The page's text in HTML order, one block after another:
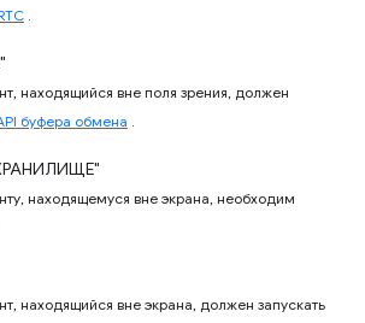
.
находящийся вне поля зрения, должен
буфера обмена .
находящемуся вне экрана, необходим
находящийся вне экрана, должен запускать